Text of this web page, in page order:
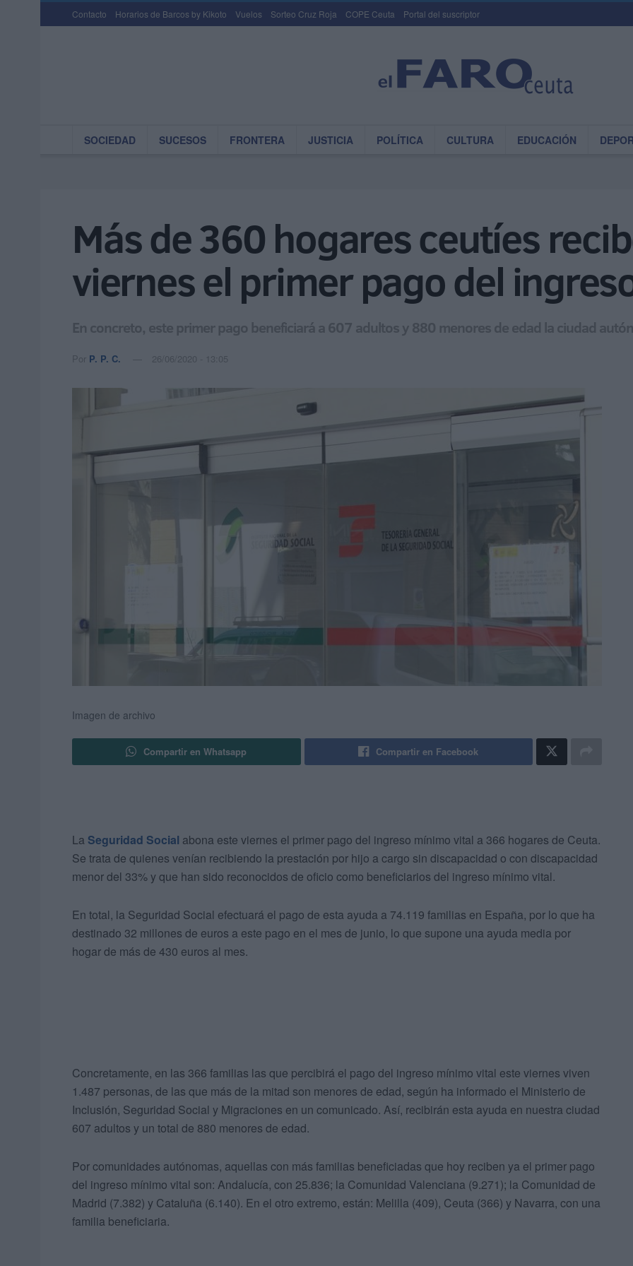
Contacto Horarios de Barcos by Kikoto Vuelos Sorteo Cruz Roja COPE Ceuta Portal del suscriptor
SOCIEDAD SUCESOS FRONTERA JUSTICIA POLÍTICA CULTURA EDUCACIÓN
Más de 360 hogares ceutíes
viernes el primer pago del
En concreto, este primer pago beneficiará a 607 adultos y 880 menores de edad la ciudad
Por P. P. C. 26/06/2020 - 13:05
Imagen de archivo
Compartir en Whatsapp Compartir en Facebook
La Seguridad Social abona este viernes el primer pago del ingreso mínimo vital a 366 hogares de Ceuta.
Se trata de quienes venían recibiendo la prestación por hijo a cargo sin discapacidad o con discapacidad
menor del 33% y que han sido reconocidos de oficio como beneficiarios del ingreso mínimo vital.
En total, la Seguridad Social efectuará el pago de esta ayuda a 74.119 familias en España, por lo que ha
destinado 32 millones de euros a este pago en el mes de junio, lo que supone una ayuda media por
hogar de más de 430 euros al mes.
Concretamente, en las 366 familias las que percibirá el pago del ingreso mínimo vital este viernes viven
1.487 personas, de las que más de la mitad son menores de edad, según ha informado el Ministerio de
Inclusión, Seguridad Social y Migraciones en un comunicado. Así, recibirán esta ayuda en nuestra ciudad
607 adultos y un total de 880 menores de edad.
Por comunidades autónomas, aquellas con más familias beneficiadas que hoy reciben ya el primer pago
del ingreso mínimo vital son: Andalucía, con 25.836; la Comunidad Valenciana (9.271); la Comunidad de
Madrid (7.382) y Cataluña (6.140). En el otro extremo, están: Melilla (409), Ceuta (366) y Navarra, con una
familia beneficiaria.